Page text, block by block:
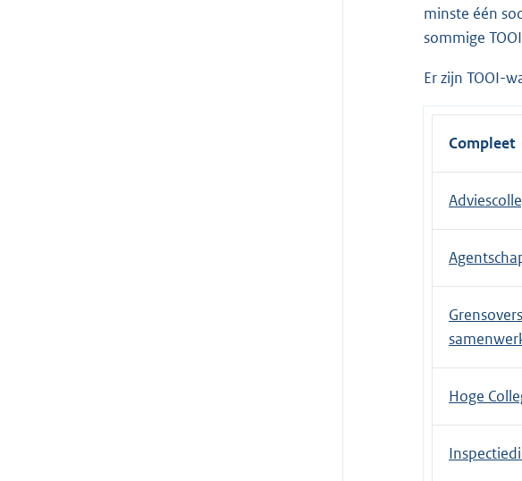
minste één
sommige
Er zijn TOOI-
Compleet
Hoge